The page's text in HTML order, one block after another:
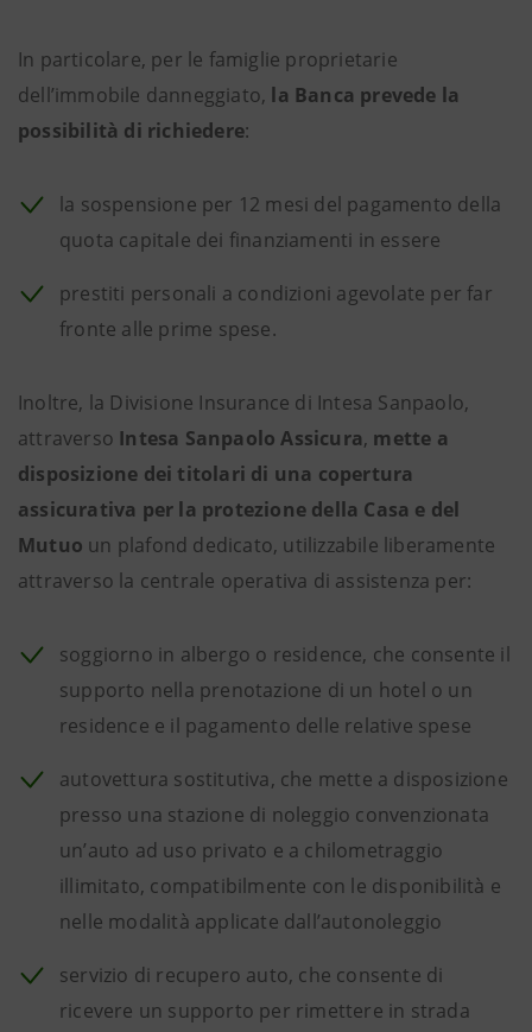
In particolare, per le famiglie proprietarie
dell’immobile danneggiato, la Banca prevede la
possibilità di richiedere:
la sospensione per 12 mesi del pagamento della
quota capitale dei finanziamenti in essere
prestiti personali a condizioni agevolate per far
fronte alle prime spese.
Inoltre, la Divisione Insurance di Intesa Sanpaolo,
attraverso Intesa Sanpaolo Assicura, mette a
disposizione dei titolari di una copertura
assicurativa per la protezione della Casa e del
Mutuo un plafond dedicato, utilizzabile liberamente
attraverso la centrale operativa di assistenza per:
soggiorno in albergo o residence, che consente il
supporto nella prenotazione di un hotel o un
residence e il pagamento delle relative spese
autovettura sostitutiva, che mette a disposizione
presso una stazione di noleggio convenzionata
un’auto ad uso privato e a chilometraggio
illimitato, compatibilmente con le disponibilità e
nelle modalità applicate dall’autonoleggio
servizio di recupero auto, che consente di
ricevere un supporto per rimettere in strada